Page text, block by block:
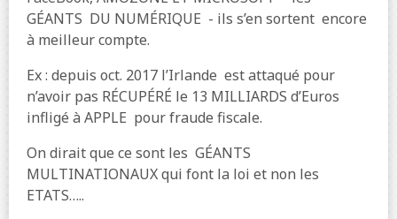
GÉANTS DU NUMÉRIQUE - ils s’en sortent encore
à meilleur compte.
Ex : depuis oct. 2017 l’Irlande est attaqué pour
n’avoir pas RÉCUPÉRÉ le 13 MILLIARDS d’Euros
infligé à APPLE pour fraude fiscale.
On dirait que ce sont les GÉANTS
MULTINATIONAUX qui font la loi et non les
ETATS…..